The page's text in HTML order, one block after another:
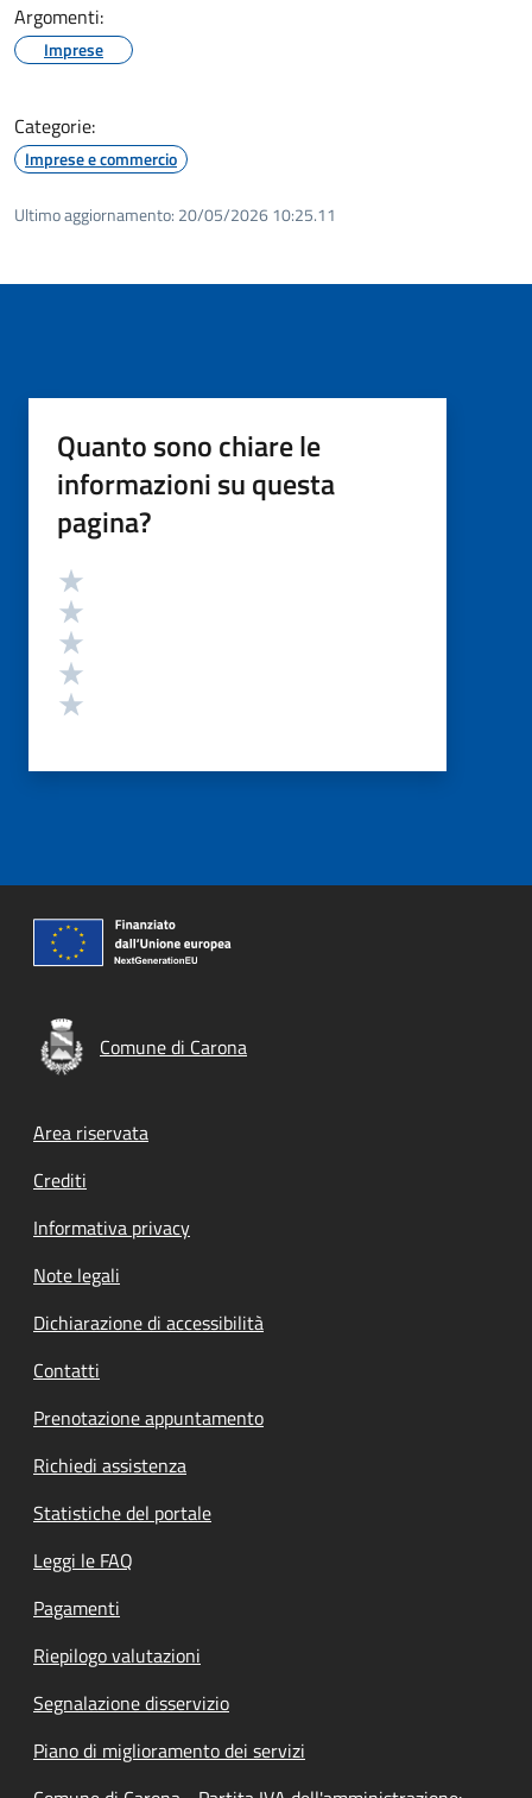
Argomenti:
Imprese
Categorie:
Imprese e commercio
Ultimo aggiornamento: 20/05/2026 10:25.11
Quanto sono chiare le
informazioni su questa
pagina?
Valutazione
Comune di Carona
Footer menu
Area riservata
Crediti
Informativa privacy
Note legali
Dichiarazione di accessibilità
Contatti
Prenotazione appuntamento
Richiedi assistenza
Statistiche del portale
Leggi le FAQ
Pagamenti
Riepilogo valutazioni
Segnalazione disservizio
Piano di miglioramento dei servizi